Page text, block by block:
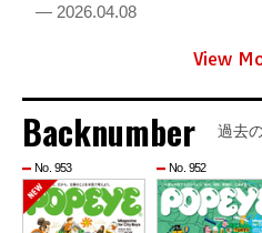
— 2026.04.08
View
Backnumber 過去
No. 953 No. 952